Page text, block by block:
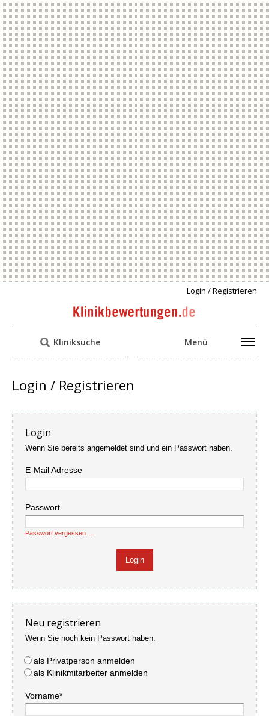
Login / Registrieren
Kliniksuche Menü
Login / Registrieren
Login
Wenn Sie bereits angemeldet sind und ein Passwort haben.
E-Mail Adresse
Passwort
Passwort vergessen …
Neu registrieren
Wenn Sie noch kein Passwort haben.
als Privatperson anmelden
als Klinikmitarbeiter anmelden
Vorname*